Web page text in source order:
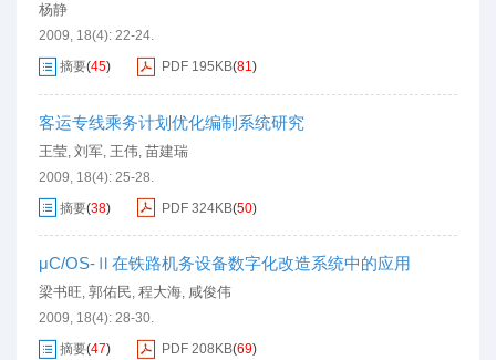
杨静
2009, 18(4): 22-24.
摘要(45) PDF 195KB(81 )
客运专线乘务计划优化编制系统研究
王莹 刘军 王伟 苗建瑞
2009, 18(4): 25-28.
摘要(38) PDF 324KB(50)
μC/OS-Ⅱ在铁路机务设备数字化改造系统中的应用
梁书旺, 郭佑民, 程大海, 咸俊伟
2009, 18(4): 28-30.
摘要(47) PDF 208KB(69)